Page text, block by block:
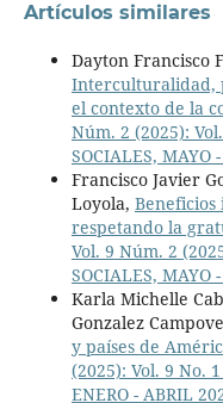
Artículos similares
Dayton Francisco
Interculturalidad,
el contexto de la
Núm. 2 (2025):
SOCIALES, MAYO
Francisco Javier
Loyola,
respetando la
Vol. 9 Núm. 2
SOCIALES, MAYO
Karla Michelle
Gonzalez
y países de
(2025): Vol. 9 No.
ENERO - ABRIL